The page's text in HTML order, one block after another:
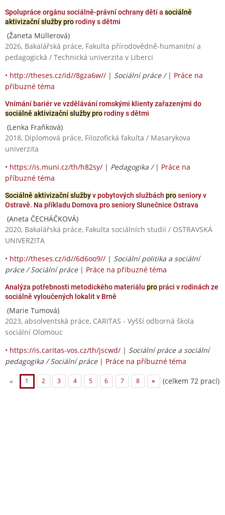
Spolupráce orgánu sociálně-právní ochrany dětí a sociálně
aktivizační služby prorodiny s dětmi
(Žaneta Müllerová)
2026, Bakalářská práce, Fakulta přírodovědně-humanitní a
pedagogická / Technická univerzita v Liberci
• http://theses.cz/id//8gza6w// | Sociální práce / | Práce na
příbuzné téma
Vnímání bariér ve vzdělávání romskými klienty zařazenými do
sociálně aktivizační služby prorodiny s dětmi
(Lenka Fraňková)
2018, Diplomová práce, Filozofická fakulta / Masarykova
univerzita
• https://is.muni.cz/th/h82sy/ | Pedagogika / | Práce na
příbuzné téma
Sociálně aktivizační službyv pobytových službách proseniory v
Ostravě. Na příkladu Domova pro seniory Slunečnice Ostrava
(Aneta ČECHÁČKOVÁ)
2020, Bakalářská práce, Fakulta sociálních studií / OSTRAVSKÁ
UNIVERZITA
• http://theses.cz/id//6d6oo9// | Sociální politika a sociální
práce / Sociální práce| Práce na příbuzné téma
Analýza potřebnosti metodického materiálu propráci v rodinách ze
sociálně vyloučených lokalit v Brně
(Marie Tumová)
2023, absolventská práce, CARITAS - Vyšší odborná škola
sociální Olomouc
• https://is.caritas-vos.cz/th/jscwd/ | Sociální práce a sociální
pedagogika / Sociální práce| Práce na příbuzné téma
« 1 2 3 4 5 6 7 8 » (celkem 72 prací)